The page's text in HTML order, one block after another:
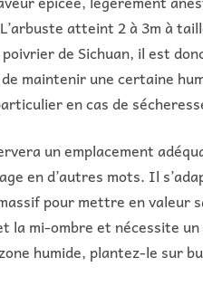
atteint 2 à 3m à
de Sichuan, il est
maintenir une certaine
en cas de
un emplacement
en d’autres mots. Il
pour mettre en valeur
la mi-ombre et nécessite un
humide, plantez-le sur